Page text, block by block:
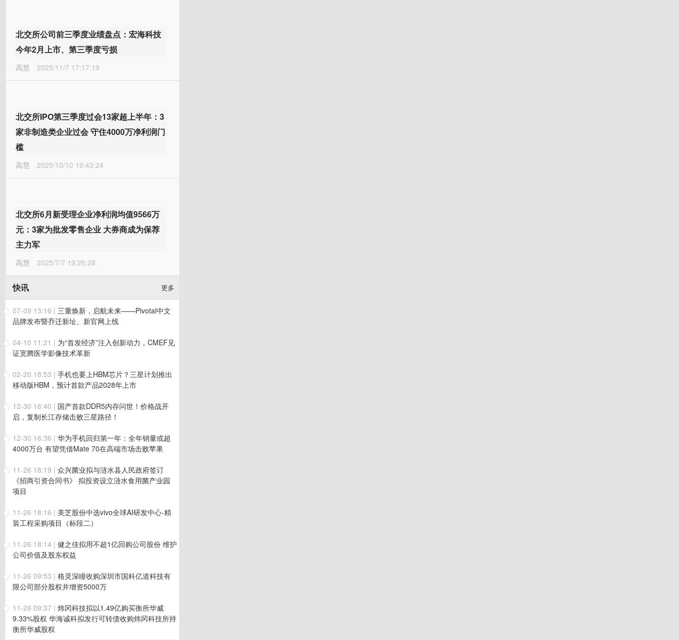
北交所公司前三季度业绩盘点：宏海科技
今年2月上市、第三季度亏损
高慧 2025/11/7 17:17:19
北交所IPO第三季度过会13家超上半年：3
家非制造类企业过会 守住4000万净利润门
槛
高慧 2025/10/10 19:43:24
北交所6月新受理企业净利润均值9566万
元：3家为批发零售企业 大券商成为保荐
主力军
高慧 2025/7/7 19:26:28
快讯 更多
07-09 13:16 | 三重焕新，启航未来——Pivotal中文
品牌发布暨乔迁新址、新官网上线
04-10 11:21 | 为“首发经济”注入创新动力，CMEF见
证宽腾医学影像技术革新
02-20 18:53 | 手机也要上HBM芯片？三星计划推出
移动版HBM，预计首款产品2028年上市
12-30 16:40 | 国产首款DDR5内存问世！价格战开
启，复制长江存储击败三星路径！
12-30 16:36 | 华为手机回归第一年：全年销量或超
4000万台 有望凭借Mate 70在高端市场击败苹果
11-26 18:19 | 众兴菌业拟与涟水县人民政府签订
《招商引资合同书》 拟投资设立涟水食用菌产业园
项目
11-26 18:16 | 美芝股份中选vivo全球AI研发中心-精
装工程采购项目（标段二）
11-26 18:14 | 健之佳拟用不超1亿回购公司股份 维护
公司价值及股东权益
11-26 09:53 | 格灵深瞳收购深圳市国科亿道科技有
限公司部分股权并增资5000万
11-26 09:37 | 炜冈科技拟以1.49亿购买衡所华威
9.33%股权 华海诚科拟发行可转债收购炜冈科技所持
衡所华威股权